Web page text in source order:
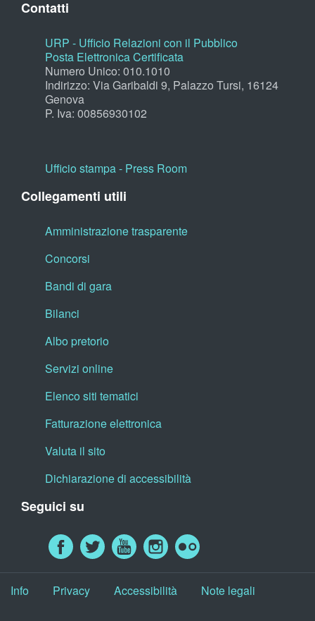
Contatti
URP - Ufficio Relazioni con il Pubblico
Posta Elettronica Certificata
Numero Unico: 010.1010
Indirizzo: Via Garibaldi 9, Palazzo Tursi, 16124
Genova
P. Iva: 00856930102
Ufficio stampa - Press Room
Collegamenti utili
Amministrazione trasparente
Concorsi
Bandi di gara
Bilanci
Albo pretorio
Servizi online
Elenco siti tematici
Fatturazione elettronica
Valuta il sito
Dichiarazione di accessibilità
Seguici su
Info Privacy Accessibilità Note legali